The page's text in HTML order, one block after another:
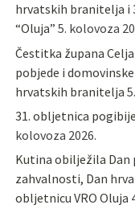
hrvatskih branitelja i
“Oluja” 5. kolovoza
Čestitka župana
pobjede i
hrvatskih branitelja
31. obljetnica
kolovoza 2026.
Kutina obilježila Dan
zahvalnosti, Dan
obljetnicu VRO Oluja